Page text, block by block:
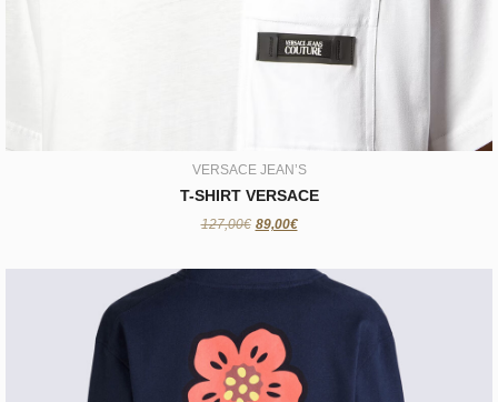
VERSACE JEAN’S
T-SHIRT VERSACE
127,00€ 89,00€
89,00€